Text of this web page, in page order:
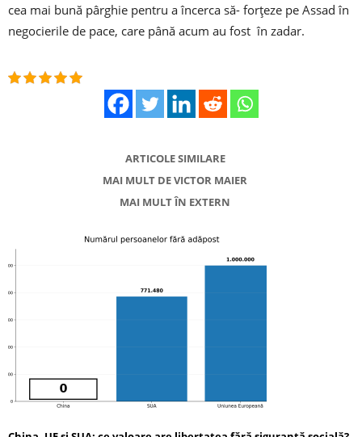
cea mai bună pârghie pentru a încerca să- forțeze pe Assad în
negocierile de pace, care până acum au fost în zadar.
ARTICOLE SIMILARE
MAI MULT DE VICTOR MAIER
MAI MULT ÎN EXTERN